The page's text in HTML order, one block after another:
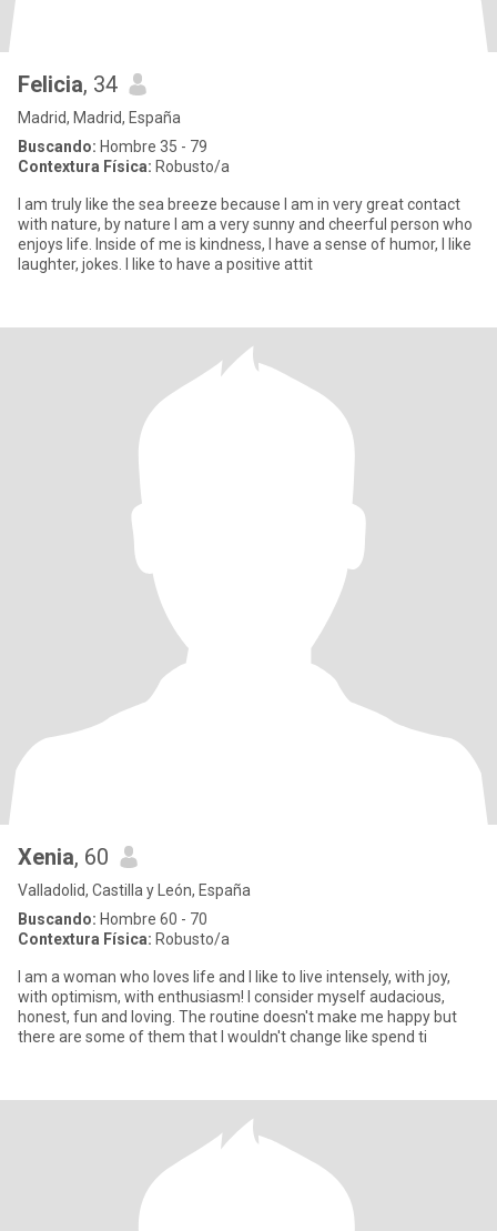
Felicia, 34
Madrid, Madrid, España
Buscando: Hombre 35 - 79
Contextura Física: Robusto/a
I am truly like the sea breeze because I am in very great contact
with nature, by nature I am a very sunny and cheerful person who
enjoys life. Inside of me is kindness, I have a sense of humor, I like
laughter, jokes. I like to have a positive attit
Xenia, 60
Valladolid, Castilla y León, España
Buscando: Hombre 60 - 70
Contextura Física: Robusto/a
I am a woman who loves life and I like to live intensely, with joy,
with optimism, with enthusiasm! I consider myself audacious,
honest, fun and loving. The routine doesn't make me happy but
there are some of them that I wouldn't change like spend ti